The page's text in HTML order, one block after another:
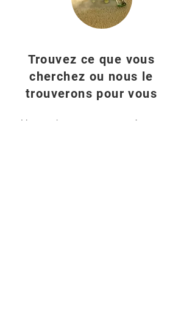
Trouvez ce que vous
cherchez ou nous le
trouverons pour vous
Vous n'avez pas trouvé ce que